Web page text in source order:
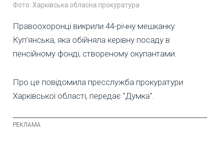
Фото: Харківська обласна прокуратура
Правоохоронці викрили 44-річну мешканку
Куп’янська, яка обійняла керівну посаду в
пенсійному фонді, створеному окупантами.
Про це повідомила пресслужба прокуратури
Харківської області, передає "Думка".